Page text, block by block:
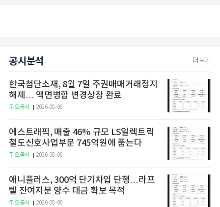
공시분석 더보기
한국첨단소재, 8월 7일 주권매매거래정지
해제… 액면병합 변경상장 완료
주요공시 2026-08-06
에스트래픽, 매출 46% 규모 LS일렉트릭
철도신호사업부문 745억원에 품는다
주요공시 2026-08-06
애니플러스, 300억 단기차입 단행…라프
텔 잔여지분 양수 대금 확보 목적
주요공시 2026-08-06